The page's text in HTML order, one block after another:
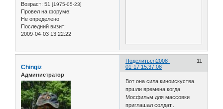
Возраст: 51 [1975-05-23]
Провел на форуме:
Не определено
Последний визит:
2009-04-03 13:22:22
Поделиться 11
2008-
01-17 15:37:08
Chingiz
Администратор
Вот она сила киноискуства.
пршли времена когда
Мосфильм для массовки
приглашал солдат..